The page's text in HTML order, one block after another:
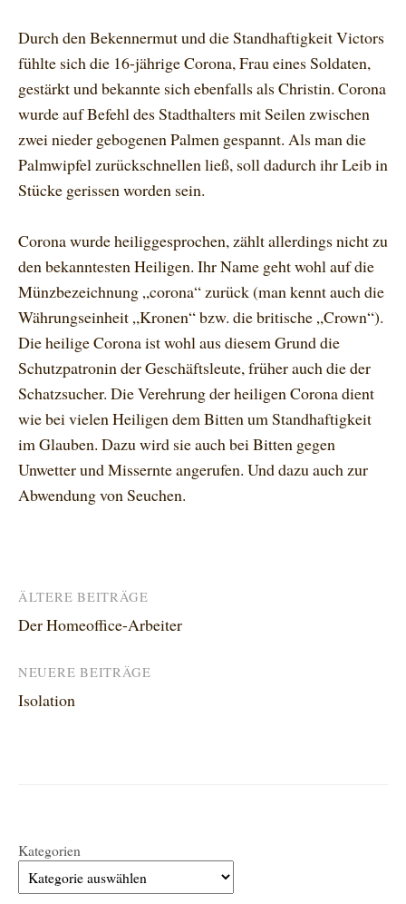
Durch den Bekennermut und die Standhaftigkeit Victors
fühlte sich die 16-jährige Corona, Frau eines Soldaten,
gestärkt und bekannte sich ebenfalls als Christin. Corona
wurde auf Befehl des Stadthalters mit Seilen zwischen
zwei nieder gebogenen Palmen gespannt. Als man die
Palmwipfel zurückschnellen ließ, soll dadurch ihr Leib in
Stücke gerissen worden sein.
Corona wurde heiliggesprochen, zählt allerdings nicht zu
den bekanntesten Heiligen. Ihr Name geht wohl auf die
Münzbezeichnung „corona“ zurück (man kennt auch die
Währungseinheit „Kronen“ bzw. die britische „Crown“).
Die heilige Corona ist wohl aus diesem Grund die
Schutz­patronin der Geschäftsleute, früher auch die der
Schatzsucher. Die Verehrung der heiligen Corona dient
wie bei vielen Heiligen dem Bitten um Standhaftigkeit
im Glauben. Dazu wird sie auch bei Bitten gegen
Unwetter und Miss­ernte angerufen. Und dazu auch zur
Abwendung von Seuchen.
Beitragsnavigation
ÄLTERE BEITRÄGE
Der Homeoffice-Arbeiter
NEUERE BEITRÄGE
Isolation
Kategorien